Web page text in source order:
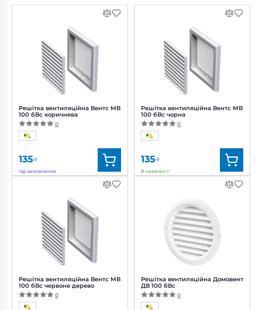
Решітка вентиляційна Вентс МВ
100 бВс коричнева
0
135₴
під замовлення
Вентс
0000222047
Діаметр:
100 мм
Решітка вентиляційна Вентс МВ
100 бВс червоне дерево
0
Решітка вентиляційна Вентс МВ
100 бВс чорна
0
135₴
В наявності
Вентс
Артикул: 0000222057
Діаметр:
100 мм
Решітка вентиляційна Домовент
ДВ 100 бВс
0